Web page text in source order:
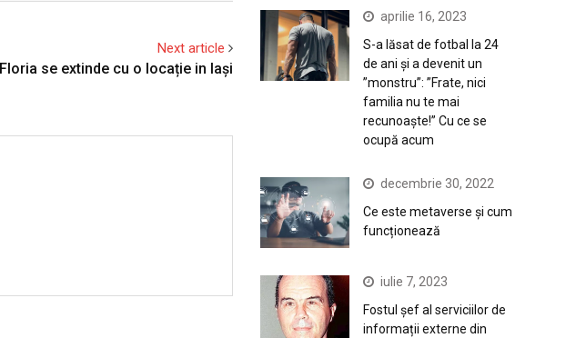
Next article
Floria se extinde cu o locație in Iași
aprilie 16, 2023
S-a lăsat de fotbal la 24
de ani și a devenit un
”monstru”: ”Frate, nici
familia nu te mai
recunoaște!” Cu ce se
ocupă acum
decembrie 30, 2022
Ce este metaverse și cum
funcționează
iulie 7, 2023
Fostul șef al serviciilor de
informații externe din